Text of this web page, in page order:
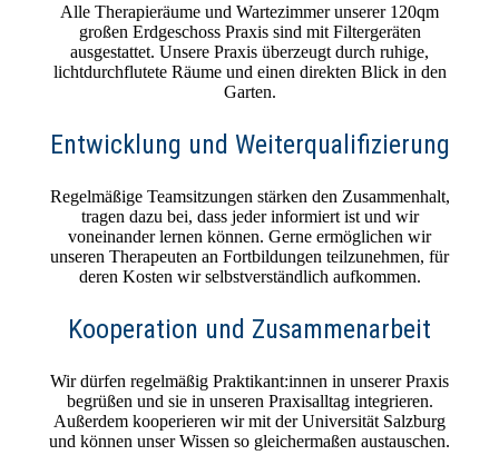
Alle Therapieräume und Wartezimmer unserer 120qm
großen Erdgeschoss Praxis sind mit Filtergeräten
ausgestattet. Unsere Praxis überzeugt durch ruhige,
lichtdurchflutete Räume und einen direkten Blick in den
Garten.
Entwicklung und Weiterqualifizierung
Regelmäßige Teamsitzungen stärken den Zusammenhalt,
tragen dazu bei, dass jeder informiert ist und wir
voneinander lernen können. Gerne ermöglichen wir
unseren Therapeuten an Fortbildungen teilzunehmen, für
deren Kosten wir selbstverständlich aufkommen.
Kooperation und Zusammenarbeit
Wir dürfen regelmäßig Praktikant:innen in unserer Praxis
begrüßen und sie in unseren Praxisalltag integrieren.
Außerdem kooperieren wir mit der Universität Salzburg
und können unser Wissen so gleichermaßen austauschen.